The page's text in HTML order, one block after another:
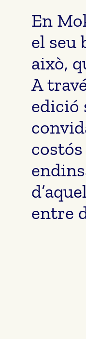
En
el seu
això,
A
edició
entre